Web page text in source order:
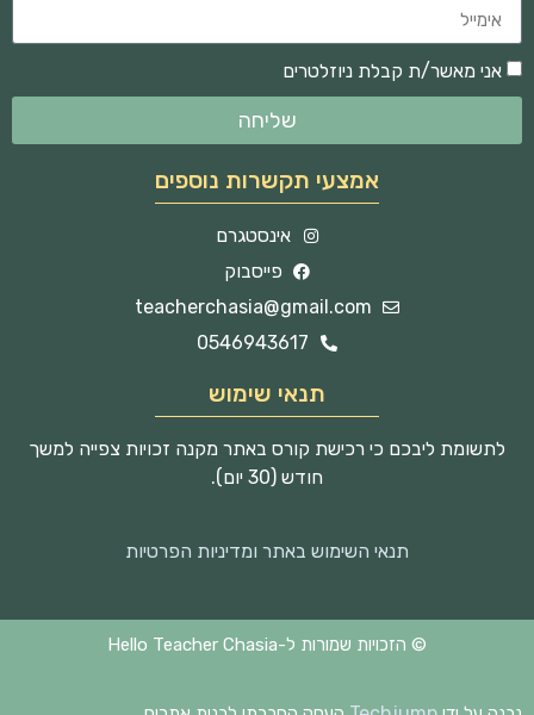
אני מאשר/ת קבלת ניוזלטרים
שליחה
אמצעי תקשרות נוספים
אינסטגרם
פייסבוק
teacherchasia@gmail.com
0546943617
תנאי שימוש
לתשומת ליבכם כי רכישת קורס באתר מקנה זכויות צפייה למשך
חודש (30 יום).
תנאי השימוש באתר ומדיניות הפרטיות
© הזכויות שמורות ל-Hello Teacher Chasia